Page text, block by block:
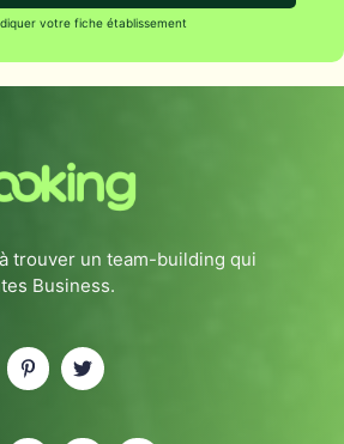
votre fiche établissement
trouver un team-building qui
Business.